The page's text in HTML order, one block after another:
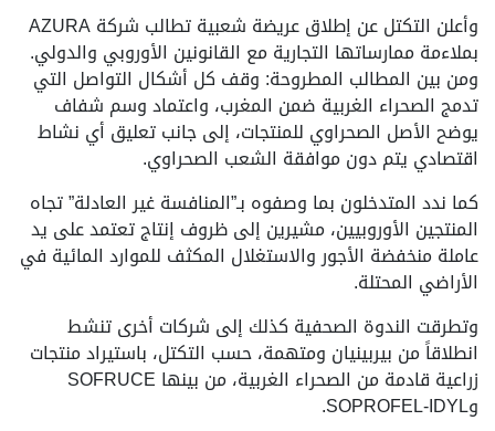
وأعلن التكتل عن إطلاق عريضة شعبية تطالب شركة AZURA
بملاءمة ممارساتها التجارية مع القانونين الأوروبي والدولي.
ومن بين المطالب المطروحة: وقف كل أشكال التواصل التي
تدمج الصحراء الغربية ضمن المغرب، واعتماد وسم شفاف
يوضح الأصل الصحراوي للمنتجات، إلى جانب تعليق أي نشاط
اقتصادي يتم دون موافقة الشعب الصحراوي.
كما ندد المتدخلون بما وصفوه بـ”المنافسة غير العادلة” تجاه
المنتجين الأوروبيين، مشيرين إلى ظروف إنتاج تعتمد على يد
عاملة منخفضة الأجور والاستغلال المكثف للموارد المائية في
الأراضي المحتلة.
وتطرقت الندوة الصحفية كذلك إلى شركات أخرى تنشط
انطلاقاً من بيربينيان ومتهمة، حسب التكتل، باستيراد منتجات
زراعية قادمة من الصحراء الغربية، من بينها SOFRUCE
وSOPROFEL-IDYL.